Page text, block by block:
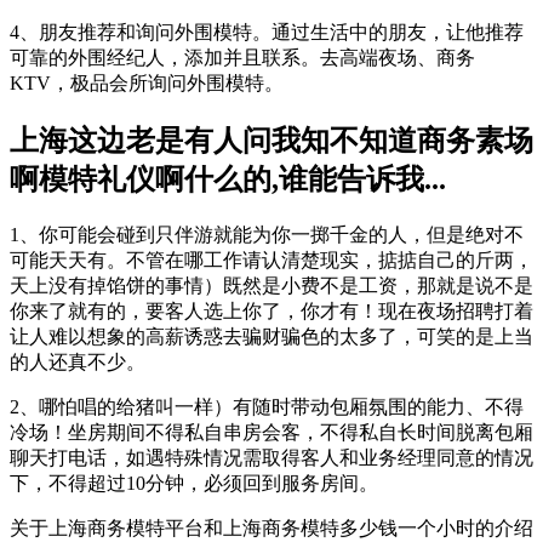
4、朋友推荐和询问外围模特。通过生活中的朋友，让他推荐
可靠的外围经纪人，添加并且联系。去高端夜场、商务
KTV，极品会所询问外围模特。
上海这边老是有人问我知不知道商务素场
啊模特礼仪啊什么的,谁能告诉我...
1、你可能会碰到只伴游就能为你一掷千金的人，但是绝对不
可能天天有。不管在哪工作请认清楚现实，掂掂自己的斤两，
天上没有掉馅饼的事情）既然是小费不是工资，那就是说不是
你来了就有的，要客人选上你了，你才有！现在夜场招聘打着
让人难以想象的高薪诱惑去骗财骗色的太多了，可笑的是上当
的人还真不少。
2、哪怕唱的给猪叫一样）有随时带动包厢氛围的能力、不得
冷场！坐房期间不得私自串房会客，不得私自长时间脱离包厢
聊天打电话，如遇特殊情况需取得客人和业务经理同意的情况
下，不得超过10分钟，必须回到服务房间。
关于上海商务模特平台和上海商务模特多少钱一个小时的介绍